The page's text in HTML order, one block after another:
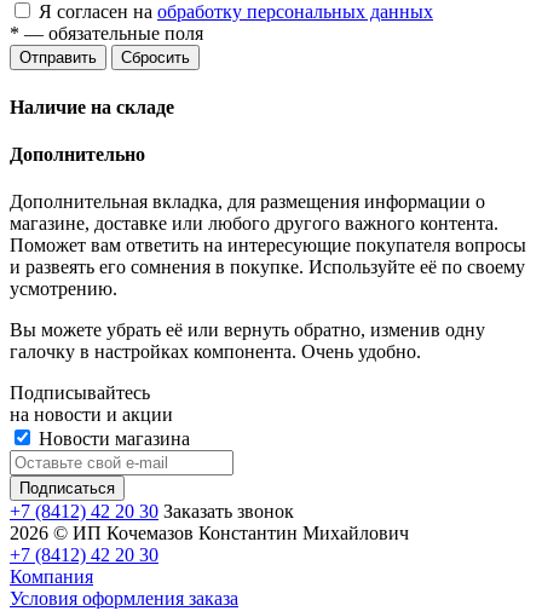
Я согласен на обработку персональных данных
* — обязательные поля
Отправить Сбросить
Наличие на складе
Дополнительно
Дополнительная вкладка, для размещения информации о
магазине, доставке или любого другого важного контента.
Поможет вам ответить на интересующие покупателя вопросы
и развеять его сомнения в покупке. Используйте её по своему
усмотрению.
Вы можете убрать её или вернуть обратно, изменив одну
галочку в настройках компонента. Очень удобно.
Подписывайтесь
на новости и акции
Новости магазина
+7 (8412) 42 20 30 Заказать звонок
2026 © ИП Кочемазов Константин Михайлович
+7 (8412) 42 20 30
Компания
Условия оформления заказа